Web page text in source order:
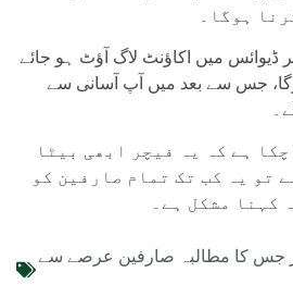
ہوگا۔
میں اکاؤنٹ لاگ آؤٹ ہو جائے
جس سے بعد میں آپ آسانی سے
ہے کہ یہ فیچر ابھی بیٹا
تو یہ کب تک تمام صارفین کو
کہنا مشکل ہے۔
جس کا مطالبہ صارفین عرصے سے